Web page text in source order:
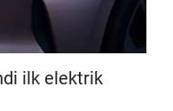
ilk elektrik